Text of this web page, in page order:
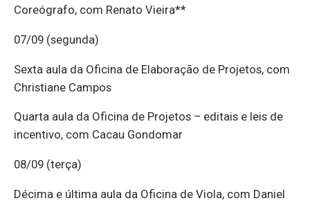
Coreógrafo, com Renato Vieira**
07/09 (segunda)
Sexta aula da Oficina de Elaboração de Projetos, com
Christiane Campos
Quarta aula da Oficina de Projetos – editais e leis de
incentivo, com Cacau Gondomar
08/09 (terça)
Décima e última aula da Oficina de Viola, com Daniel